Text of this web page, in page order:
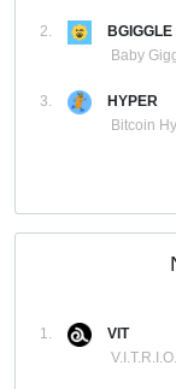
2.
BGIGGLE
Baby
3.
HYPER
Bitcoin
1.
VIT